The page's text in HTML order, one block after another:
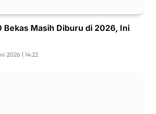
Bekas Masih Diburu di 2026, Ini
2026 | 14:22